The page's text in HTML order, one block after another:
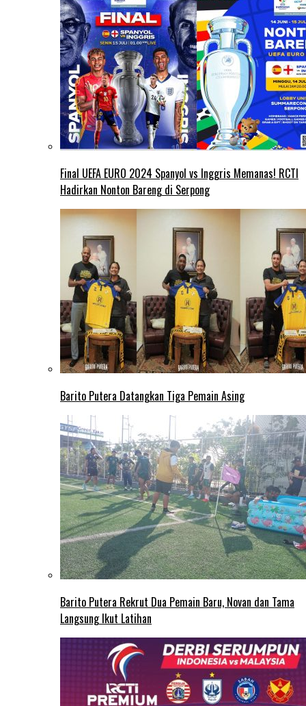
Final UEFA EURO 2024 Spanyol vs Inggris Memanas! RCTI
Hadirkan Nonton Bareng di Serpong
Barito Putera Datangkan Tiga Pemain Asing
Barito Putera Rekrut Dua Pemain Baru, Novan dan Tama
Langsung Ikut Latihan